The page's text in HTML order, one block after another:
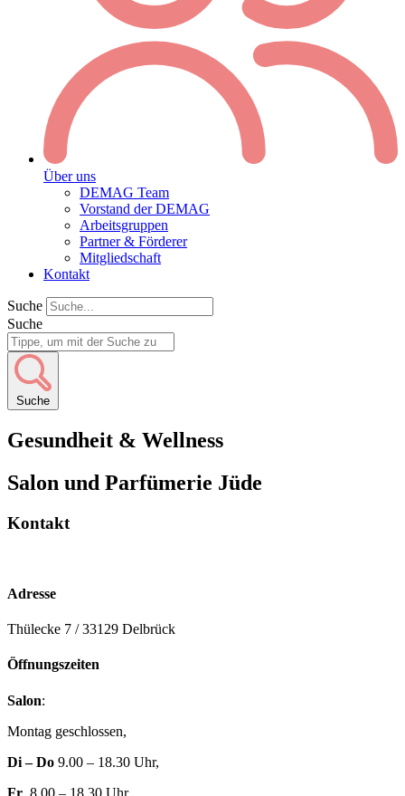
Über uns
DEMAG Team
Vorstand der DEMAG
Arbeitsgruppen
Partner & Förderer
Mitgliedschaft
Kontakt
Suche
Suche
Suche
Gesundheit & Wellness
Salon und Parfümerie Jüde
Kontakt
Adresse
Thülecke 7 / 33129 Delbrück
Öffnungszeiten
Salon:
Montag geschlossen,
Di – Do 9.00 – 18.30 Uhr,
Fr . 8.00 – 18.30 Uhr